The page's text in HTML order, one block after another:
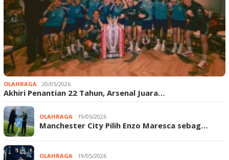
OLAHRAGA 20/05/2026
Akhiri Penantian 22 Tahun, Arsenal Juara…
OLAHRAGA 19/05/2026
Manchester City Pilih Enzo Maresca sebag…
OLAHRAGA 19/05/2026